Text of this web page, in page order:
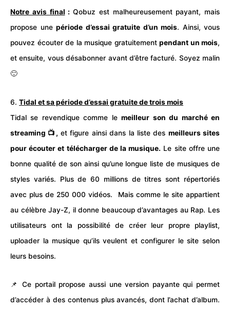
Notre avis final : Qobuz est malheureusement payant, mais
propose une période d’essai gratuite d’un mois. Ainsi, vous
pouvez écouter de la musique gratuitement pendant un mois,
et ensuite, vous désabonner avant d’être facturé. Soyez malin
🙂
6. Tidal et sa période d’essai gratuite de trois mois
Tidal se revendique comme lemeilleur son du marché en
streaming 📺, et figure ainsi dans la liste des meilleurs sites
pour écouter et télécharger de la musique. Le site offre une
bonne qualité de son ainsi qu’une longue liste de musiques de
styles variés. Plus de 60 millions de titres sont répertoriés
avec plus de 250 000 vidéos. Mais comme le site appartient
au célèbre Jay-Z, il donne beaucoup d’avantages au Rap. Les
utilisateurs ont la possibilité de créer leur propre playlist,
uploader la musique qu’ils veulent et configurer le site selon
leurs besoins.
📌 Ce portail propose aussi une version payante qui permet
d’accéder à des contenus plus avancés, dont l’achat d’album.